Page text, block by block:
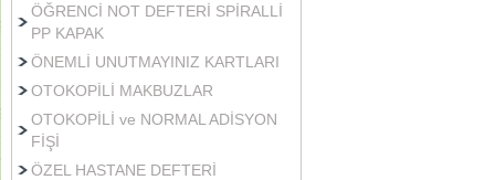
ÖĞRENCİ NOT DEFTERİ SPİRALLİ
PP KAPAK
ÖNEMLİ UNUTMAYINIZ KARTLARI
OTOKOPİLİ MAKBUZLAR
OTOKOPİLİ ve NORMAL ADİSYON
FİŞİ
ÖZEL HASTANE DEFTERİ